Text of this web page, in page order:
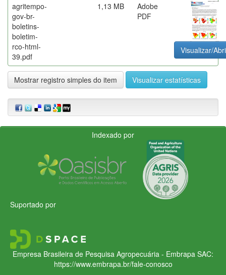
agritempo-
gov-br-
boletins-
boletim-
rco-html-
39.pdf
1,13 MB
Adobe
PDF
Visualizar/
Mostrar registro simples do item Visualizar estatísticas
Indexado por
Suportado por
Empresa Brasileira de Pesquisa Agropecuária - Embrapa SAC:
https://www.embrapa.br/fale-conosco